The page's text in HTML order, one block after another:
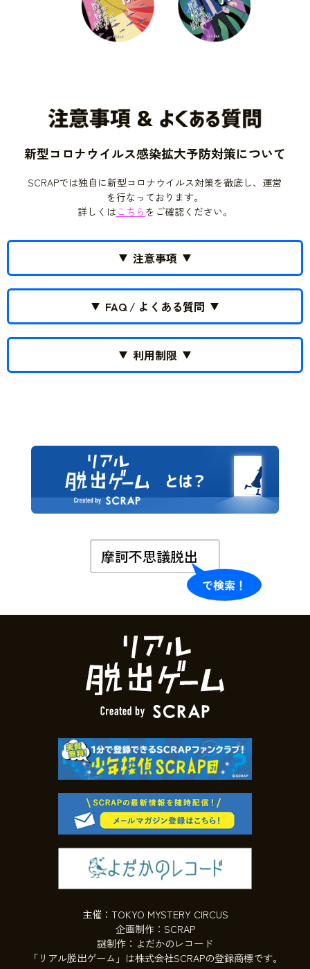
新型コロナウイルス感染拡大予防対策について
SCRAPでは独自に新型コロナウイルス対策を徹底し、運営
を行なっております。
詳しくは こちら をご確認ください。
注意事項
FAQ / よくある質問
利用制限
主催：TOKYO MYSTERY CIRCUS
企画制作：SCRAP
謎制作：よだかのレコード
「リアル脱出ゲーム」は株式会社SCRAPの登録商標です。